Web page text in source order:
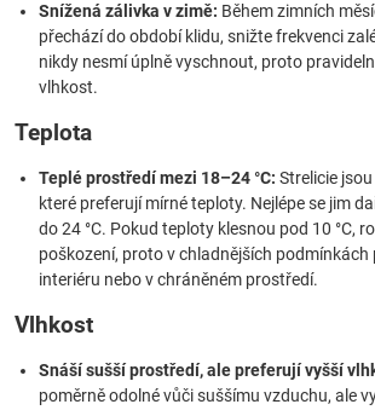
Snížená zálivka v zimě: Během zimních
přechází do období klidu, snižte frekvenci
nikdy nesmí úplně vyschnout, proto
vlhkost.
Teplota
Teplé prostředí mezi 18–24 °C: Strelicie
které preferují mírné teploty. Nejlépe se jim
do 24 °C. Pokud teploty klesnou pod 10 °C,
poškození, proto v chladnějších podmínkách
interiéru nebo v chráněném prostředí.
Vlhkost
Snáší sušší prostředí, ale preferují vyšší
poměrně odolné vůči suššímu vzduchu, ale